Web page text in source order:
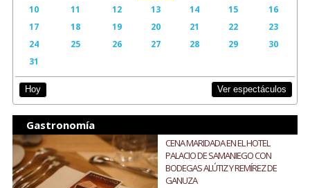
10
11 12 13 14 15
16
17
18 19 20 21 22
23
24
25 26 27 28 29
30
31
Hoy Ver espectáculos
Gastronomía
CENA MARIDADA EN EL HOTEL
PALACIO DE SAMANIEGO CON
BODEGAS ALÚTIZ Y REMÍREZ DE
GANUZA